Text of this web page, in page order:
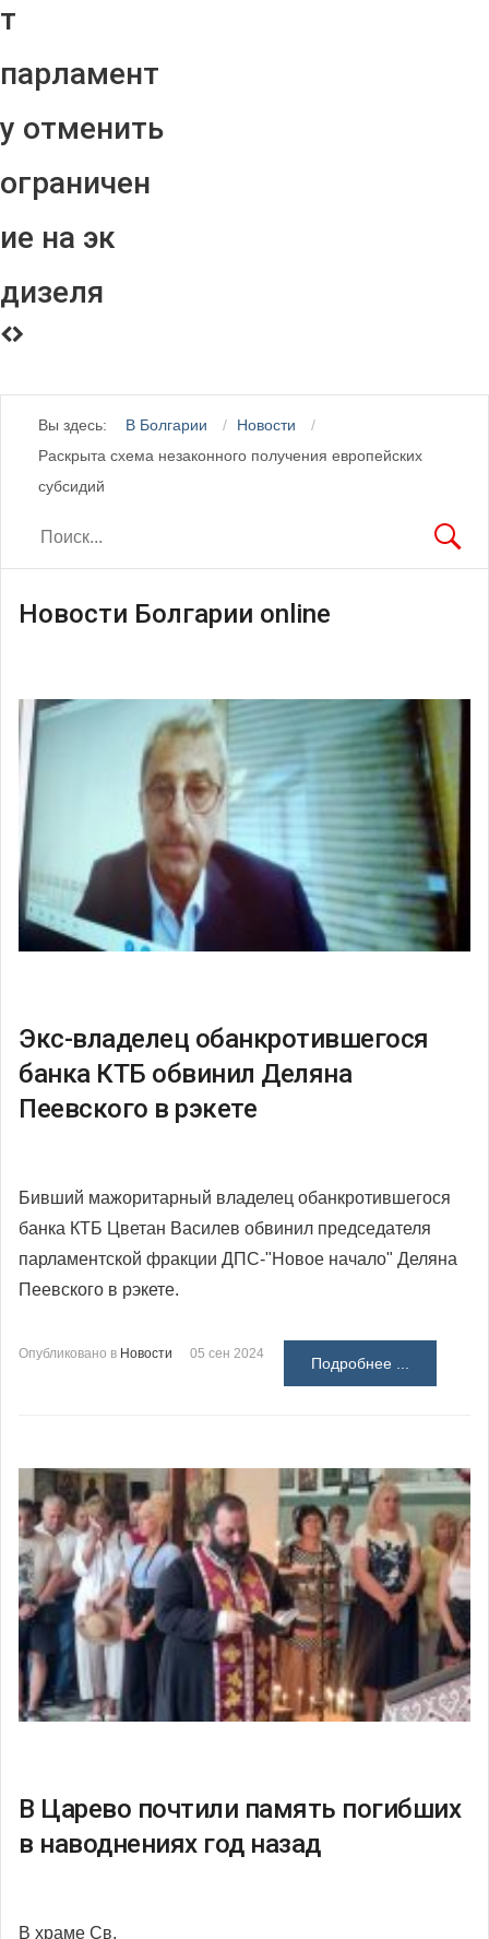
т
парламент
у отменить
ограничен
ие на эк
дизеля
Вы здесь: В Болгарии
Новости
Раскрыта схема незаконного получения европейских
субсидий
Новости Болгарии online
Экс-владелец обанкротившегося
банка КТБ обвинил Деляна
Пеевского в рэкете
Бивший мажоритарный владелец обанкротившегося
банка КТБ Цветан Василев обвинил председателя
парламентской фракции ДПС-"Новое начало" Деляна
Пеевского в рэкете.
Опубликовано в Новости 05 сен 2024
Подробнее ...
В Царево почтили память погибших
в наводнениях год назад
В храме Св.